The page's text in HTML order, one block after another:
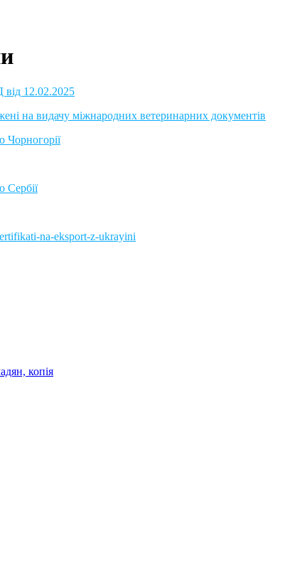
від 12.02.2025
на видачу міжнародних ветеринарних документів
Чорногорії
Сербії
na-eksport-z-ukrayini